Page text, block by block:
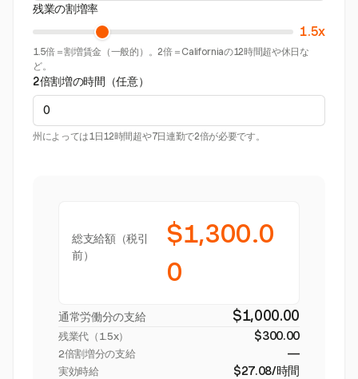
残業の割増率
1.5x
1.5倍＝割増賃金（一般的）。2倍＝Californiaの12時間超や休日な
ど。
2倍割増の時間（任意）
州によっては1日12時間超や7日連勤で2倍が必要です。
総支給額（税引
前）
$1,300.0
0
通常労働分の支給 $1,000.00
残業代（ 1.5x） $300.00
2倍割増分の支給 —
実効時給 $27.08/時間